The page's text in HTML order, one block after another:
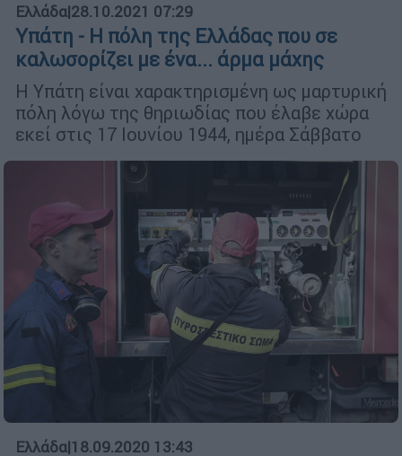
Ελλάδα|28.10.2021 07:29
Υπάτη - Η πόλη της Ελλάδας που σε
καλωσορίζει με ένα... άρμα μάχης
Η Υπάτη είναι χαρακτηρισμένη ως μαρτυρική
πόλη λόγω της θηριωδίας που έλαβε χώρα
εκεί στις 17 Ιουνίου 1944, ημέρα Σάββατο
Ελλάδα|18.09.2020 13:43